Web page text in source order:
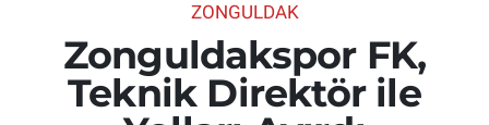
ZONGULDAK
Zonguldakspor FK,
Teknik Direktör ile